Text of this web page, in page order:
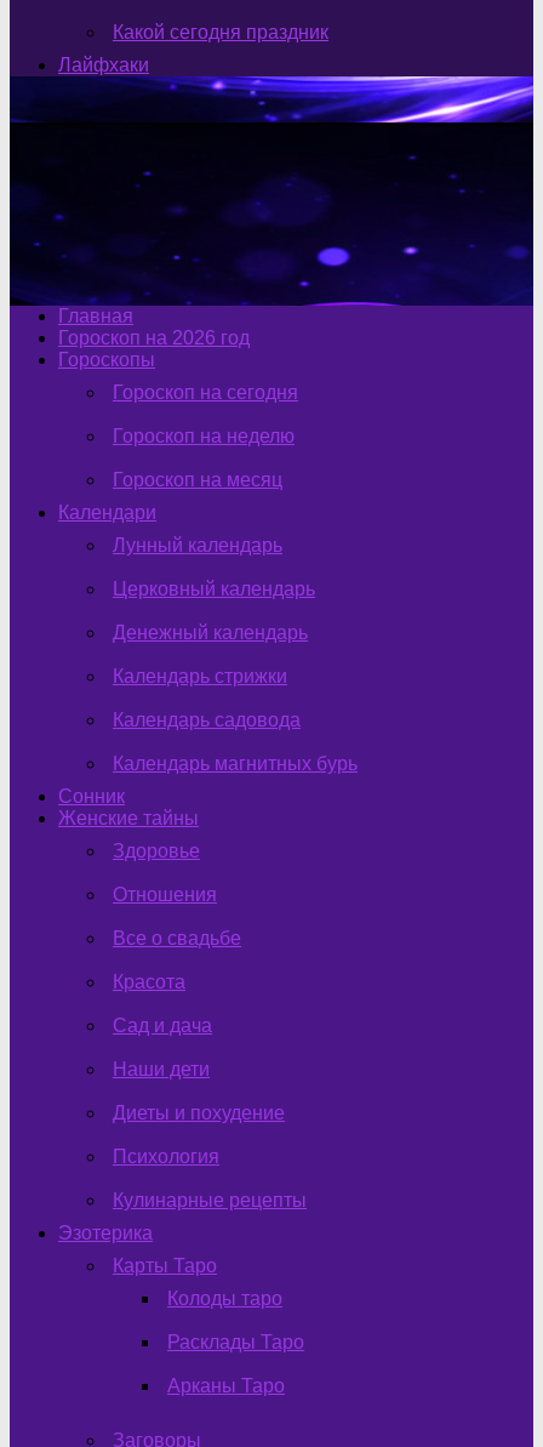
Какой сегодня праздник
Лайфхаки
Главная
Гороскоп на 2026 год
Гороскопы
Гороскоп на сегодня
Гороскоп на неделю
Гороскоп на месяц
Календари
Лунный календарь
Церковный календарь
Денежный календарь
Календарь стрижки
Календарь садовода
Календарь магнитных бурь
Сонник
Женские тайны
Здоровье
Отношения
Все о свадьбе
Красота
Сад и дача
Наши дети
Диеты и похудение
Психология
Кулинарные рецепты
Эзотерика
Карты Таро
Колоды таро
Расклады Таро
Арканы Таро
Заговоры